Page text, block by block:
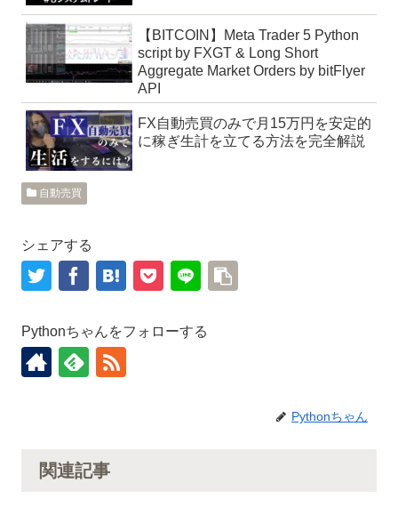
【BITCOIN】Meta Trader 5 Python
script by FXGT & Long Short
Aggregate Market Orders by bitFlyer
API
FX自動売買のみで月15万円を安定的
に稼ぎ生計を立てる方法を完全解説
自動売買
シェアする
Pythonちゃんをフォローする
Pythonちゃん
関連記事